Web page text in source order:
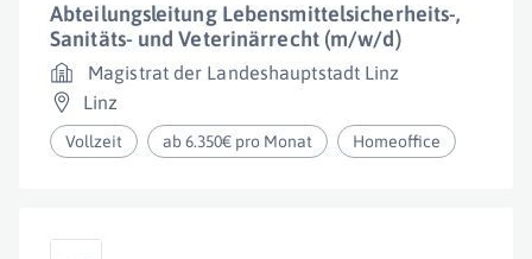
Abteilungsleitung Lebensmittelsicherheits-,
Sanitäts- und Veterinärrecht (m/w/d)
Magistrat der Landeshauptstadt Linz
Linz
Vollzeit ab 6.350€ pro Monat Homeoffice